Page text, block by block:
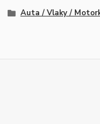
Auta / Vlaky /